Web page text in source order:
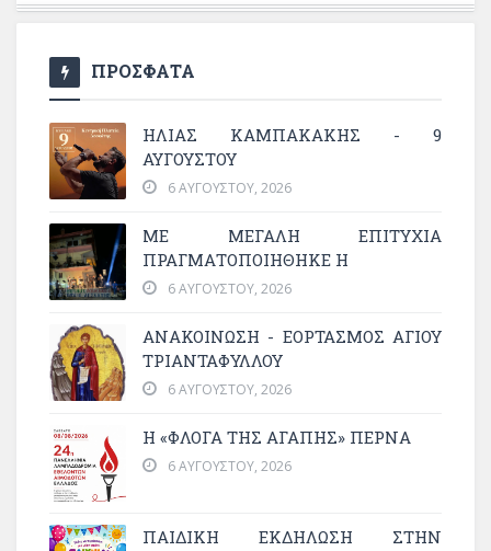
ΠΡΟΣΦΑΤΑ
ΗΛΙΑΣ ΚΑΜΠΑΚΑΚΗΣ - 9
ΑΥΓΟΥΣΤΟΥ
6 ΑΥΓΟΎΣΤΟΥ, 2026
ΜΕ ΜΕΓΆΛΗ ΕΠΙΤΥΧΊΑ
ΠΡΑΓΜΑΤΟΠΟΙΉΘΗΚΕ Η
6 ΑΥΓΟΎΣΤΟΥ, 2026
ΑΝΑΚΟΙΝΩΣΗ - ΕΟΡΤΑΣΜΟΣ ΑΓΙΟΥ
ΤΡΙΑΝΤΑΦΥΛΛΟΥ
6 ΑΥΓΟΎΣΤΟΥ, 2026
Η «ΦΛΌΓΑ ΤΗΣ ΑΓΆΠΗΣ» ΠΕΡΝΆ
6 ΑΥΓΟΎΣΤΟΥ, 2026
ΠΑΙΔΙΚΗ ΕΚΔΗΛΩΣΗ ΣΤΗΝ